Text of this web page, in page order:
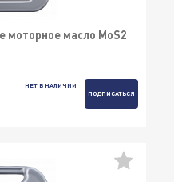
моторное масло MoS2
НЕТ В НАЛИЧИИ
ПОДПИСАТЬСЯ